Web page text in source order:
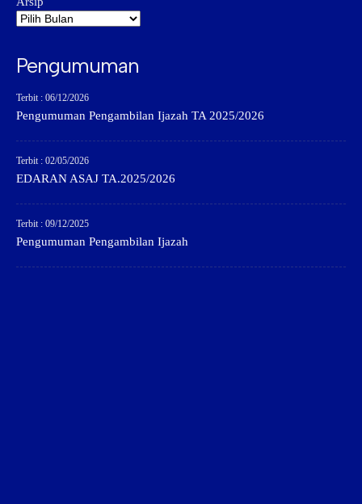
Pengumuman
Terbit : 06/12/2026
Pengumuman Pengambilan Ijazah TA 2025/2026
Terbit : 02/05/2026
EDARAN ASAJ TA.2025/2026
Terbit : 09/12/2025
Pengumuman Pengambilan Ijazah